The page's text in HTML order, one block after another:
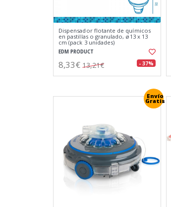
Dispensador flotante de químicos
en pastillas o granulado, ø13 x 13
cm (pack 3 unidades)
EDM PRODUCT
8,33€ 13,21€ - 37%
Envío
Gratis